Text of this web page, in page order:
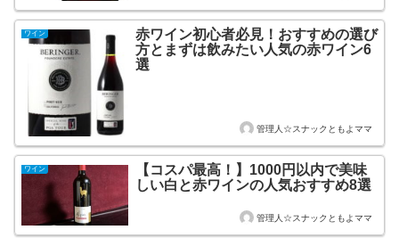
ワイン
赤ワイン初心者必見！おすすめの選び
方とまずは飲みたい人気の赤ワイン6
選
管理人☆スナックともよママ
ワイン
【コスパ最高！】1000円以内で美味
しい白と赤ワインの人気おすすめ8選
管理人☆スナックともよママ